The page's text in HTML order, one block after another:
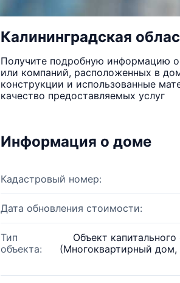
Калининградская
Получите подробную информацию о
или компаний, расположенных в
конструкции и использованные
качество предоставляемых услуг
Информация о доме
Кадастровый номер:
Дата обновления стоимости:
Тип
объекта:
Объект
(Многоквартирный